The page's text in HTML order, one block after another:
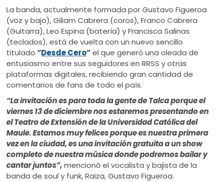
La banda, actualmente formada por Gustavo Figueroa
(voz y bajo), Giliam Cabrera (coros), Franco Cabrera
(Guitarra), Leo Espina (batería) y Francisca Salinas
(teclados), está de vuelta con un nuevo sencillo
titulado“Desde Cero“el que generó una oleada de
entusiasmo entre sus seguidores en RRSS y otras
plataformas digitales, recibiendo gran cantidad de
comentarios de fans de todo el país.
“La invitación es para toda la gente de Talca porque el
viernes 13 de diciembre nos estaremos presentando en
el Teatro de Extensión de la Universidad Católica del
Maule. Estamos muy felices porque es nuestra primera
vez en la ciudad, es una invitación gratuita a un show
completo de nuestra música donde podremos bailar y
cantar juntos”, mencionó el vocalista y bajista de la
banda de soul y funk, Raiza, Gustavo Figueroa.